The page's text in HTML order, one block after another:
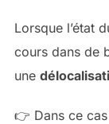
Lorsque l’état
cours dans de
une
👉 Dans ce